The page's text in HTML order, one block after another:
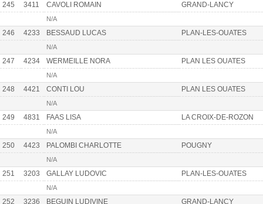
245 3411 CAVOLI ROMAIN GRAND-LANCY
N/A
246 4233 BESSAUD LUCAS PLAN-LES-OUATES
N/A
247 4234 WERMEILLE NORA PLAN LES OUATES
N/A
248 4421 CONTI LOU PLAN LES OUATES
N/A
249 4831 FAAS LISA LA CROIX-DE-ROZON
N/A
250 4423 PALOMBI CHARLOTTE POUGNY
N/A
251 3203 GALLAY LUDOVIC PLAN-LES-OUATES
N/A
252 3236 BEGUIN LUDIVINE GRAND-LANCY